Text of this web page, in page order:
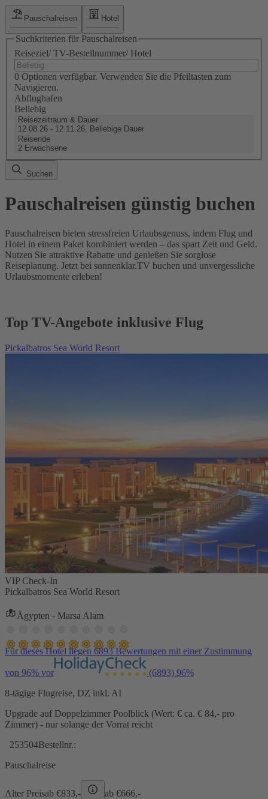
Pauschalreisen Hotel
Suchkriterien für Pauschalreisen
Reiseziel/ TV-Bestellnummer/ Hotel
0 Optionen verfügbar. Verwenden Sie die Pfeiltasten zum
Navigieren.
Abflughafen
Beliebig
Reisezeitraum & Dauer
12.08.26 - 12.11.26, Beliebige Dauer
Reisende
2 Erwachsene
Suchen
Pauschalreisen günstig buchen
Pauschalreisen bieten stressfreien Urlaubsgenuss, indem Flug und
Hotel in einem Paket kombiniert werden – das spart Zeit und Geld.
Nutzen Sie attraktive Rabatte und genießen Sie sorglose
Reiseplanung. Jetzt bei sonnenklar.TV buchen und unvergessliche
Urlaubsmomente erleben!
Top TV-Angebote inklusive Flug
Pickalbatros Sea World Resort
VIP Check-In
Pickalbatros Sea World Resort
Ägypten - Marsa Alam
Für dieses Hotel liegen 6893 Bewertungen mit einer Zustimmung
von 96% vor (6893) 96%
8-tägige Flugreise, DZ inkl. AI
Upgrade auf Doppelzimmer Poolblick (Wert: € ca. € 84,- pro
Zimmer) - nur solange der Vorrat reicht
253504Bestellnr.:
Pauschalreise
Alter Preisab €833,- ab €666,-